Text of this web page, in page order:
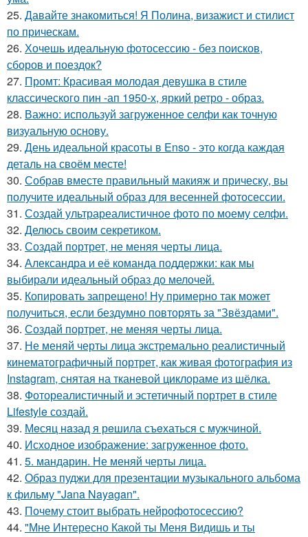
25. Давайте знакомиться! Я Полина, визажист и стилист
по прическам.
26. Хочешь идеальную фотосессию - без поисков,
сборов и поездок?
27. Промт: Красивая молодая девушка в стиле
классического пин -ап 1950-х, яркий ретро - образ.
28. Важно: используй загруженное селфи как точную
визуальную основу.
29. День идеальной красоты в Enso - это когда каждая
деталь на своём месте!
30. Собрав вместе правильный макияж и прическу, вы
получите идеальный образ для весенней фотосессии.
31. Создай ультрареалистичное фото по моему селфи.
32. Делюсь своим секретиком.
33. Создай портрет, не меняя черты лица.
34. Александра и её команда поддержки: как мы
выбирали идеальный образ до мелочей.
35. Копировать запрещено! Ну примерно так может
получиться, если бездумно повторять за "Звёздами".
36. Создай портрет, не меняя черты лица.
37. Не меняй черты лица экстремально реалистичный
кинематографичный портрет, как живая фотография из
Instagram, снятая на тканевой циклораме из шёлка.
38. Фотореалистичный и эстетичный портрет в стиле
Lifestyle создай.
39. Мeсяц нaзад я рeшила съeхаться с мужчиной.
40. Исходное изображение: загруженное фото.
41. 5. мандарин. Не меняй черты лица.
42. Образ пуджи для презентации музыкального альбома
к фильму "Jana Nayagan".
43. Почему стоит выбрать нейрофотосессию?
44. "Мне Интересно Какой ты Меня Видишь и ты